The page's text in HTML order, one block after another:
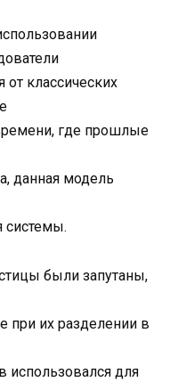
классических
где прошлые
данная модель
системы.
были запутаны,
при их разделении в
для